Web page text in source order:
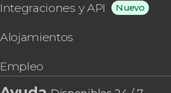
Integraciones y API Nuevo
Alojamientos
Empleo